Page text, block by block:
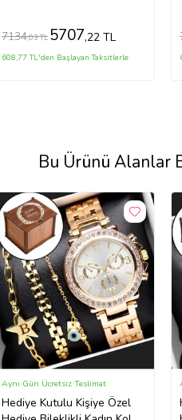
7134,03 TL 5707,22 TL
608,77 TL'den Başlayan Taksitlerle
Bu Ürünü Alanlar
Hediye Kutulu Kişiye Özel
Aynı Gün Ücretsiz Teslimat